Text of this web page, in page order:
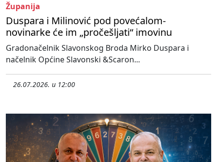
Županija
Duspara i Milinović pod povećalom-
novinarke će im „pročešljati“ imovinu
Gradonačelnik Slavonskog Broda Mirko Duspara i
načelnik Općine Slavonski &Scaron...
26.07.2026. u 12:00